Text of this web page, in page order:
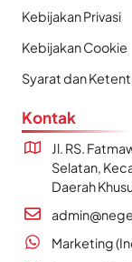
Kebijakan Privasi
Kebijakan Cookie
Syarat dan
Kontak
Jl. RS.
Selatan,
Daerah
Marketing